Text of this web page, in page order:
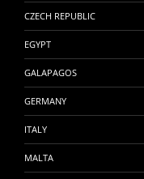
CZECH REPUBLIC
EGYPT
GALAPAGOS
GERMANY
ITALY
MALTA